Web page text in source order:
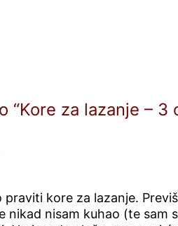
“Kore za lazanje – 3
praviti kore za lazanje.
nikad nisam kuhao (te sam